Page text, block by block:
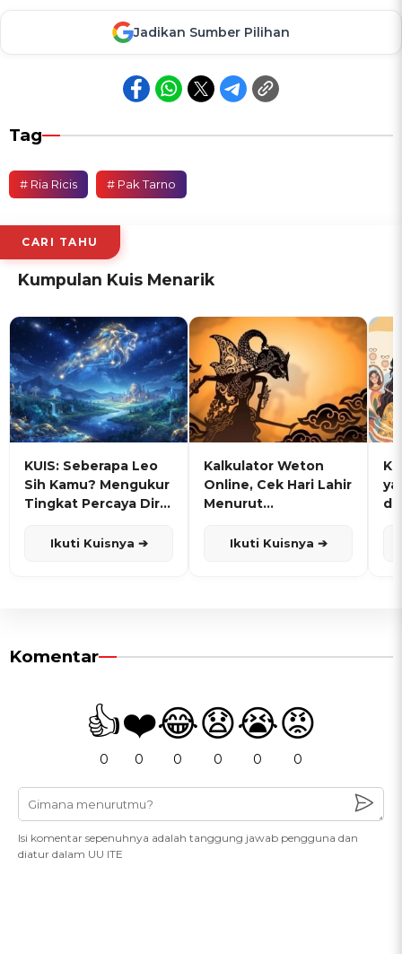
Jadikan Sumber Pilihan
Tag
# Ria Ricis # Pak Tarno
CARI TAHU
Kumpulan Kuis Menarik
KUIS: Seberapa Leo
Sih Kamu? Mengukur
Tingkat Percaya Diri
Ikuti Kuisnya ➔
Kalkulator Weton
Online, Cek Hari Lahir
Menurut
Ikuti Kuisnya ➔
Komentar
👍
0
❤️
0
😂
0
😧
0
😭
0
😡
0
Isi komentar sepenuhnya adalah tanggung jawab pengguna dan
diatur dalam UU ITE